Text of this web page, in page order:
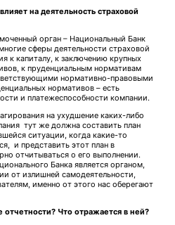
на деятельность страховой
орган – Национальный Банк
сферы деятельности страховой
к капиталу, к заключению крупных
к пруденциальным нормативам
нормативно-правовыми
нормативов – есть
и платежеспособности компании.
на ухудшение каких-либо
тут же должна составить план
ситуации, когда какие-то
и представить этот план в
отчитываться о его выполнении.
Банка является органом,
от излишней самодеятельности,
именно от этого нас оберегают
отчетности? Что отражается в ней?